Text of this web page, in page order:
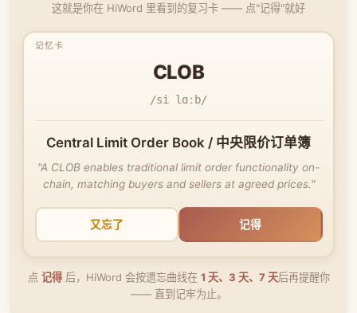
这就是你在 HiWord 里看到的复习卡 —— 点"记得"就好
CLOB
/si lɑːb/
Central Limit Order Book / 中央限价订单簿
"A CLOB enables traditional limit order functionality on-
chain, matching buyers and sellers at agreed prices."
又忘了 记得
点 记得后，HiWord 会按遗忘曲线在 1 天、3 天、7 天后再提醒你
—— 直到记牢为止。